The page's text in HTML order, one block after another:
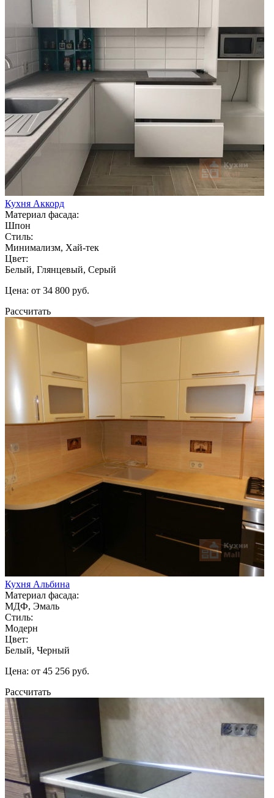
Кухня Аккорд
Материал фасада:
Шпон
Стиль:
Минимализм, Хай-тек
Цвет:
Белый, Глянцевый, Серый
Цена: от 34 800 руб.
Рассчитать
Кухня Альбина
Материал фасада:
МДФ, Эмаль
Стиль:
Модерн
Цвет:
Белый, Черный
Цена: от 45 256 руб.
Рассчитать